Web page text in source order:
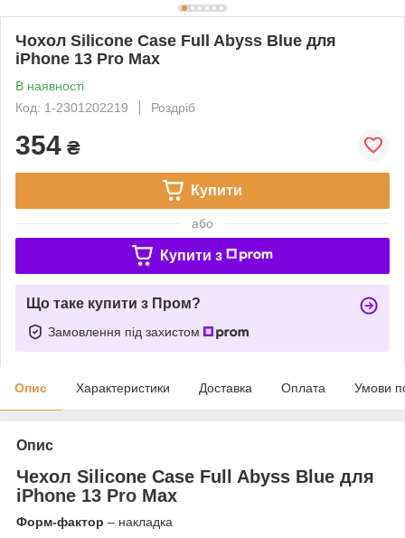
Чохол Silicone Case Full Abyss Blue для
iPhone 13 Pro Max
В наявності
Код: 1-2301202219
Роздріб
354 ₴
Купити
або
Купити з
Що таке купити з Пром?
Замовлення під захистом
Опис Характеристики Доставка Оплата Умови
Опис
Чехол Silicone Case Full Abyss Blue для
iPhone 13 Pro Max
Форм-фактор – накладка